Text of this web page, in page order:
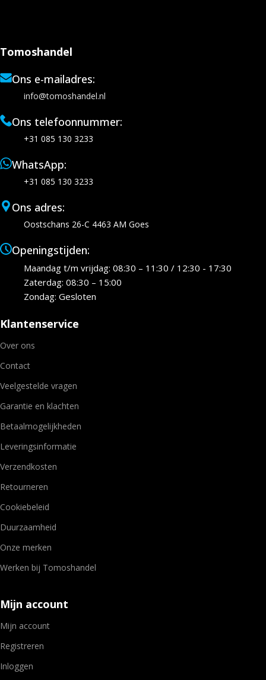
Tomoshandel
Ons e-mailadres:
info@tomoshandel.nl
Ons telefoonnummer:
+31 085 130 3233
WhatsApp:
+31 085 130 3233
Ons adres:
Oostschans 26-C 4463 AM Goes
Openingstijden:
Maandag t/m vrijdag: 08:30 – 11:30 / 12:30 - 17:30
Zaterdag: 08:30 – 15:00
Zondag: Gesloten
Klantenservice
Over ons
Contact
Veelgestelde vragen
Garantie en klachten
Betaalmogelijkheden
Leveringsinformatie
Verzendkosten
Retourneren
Cookiebeleid
Duurzaamheid
Onze merken
Werken bij Tomoshandel
Mijn account
Mijn account
Registreren
Inloggen